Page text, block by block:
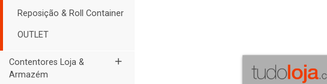
Reposição & Roll Container
OUTLET
Contentores Loja &
Armazém
add